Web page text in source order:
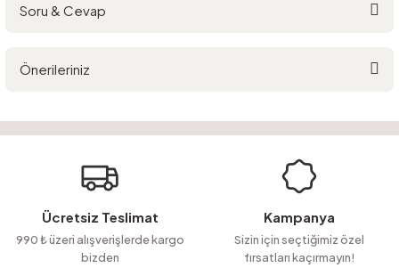
Soru & Cevap
Soru Sor
Önerileriniz
Görüş ve önerileriniz için teşekkür ederiz.
Ürün resmi kalitesiz, bozuk veya görüntülenemiyor.
Ürün açıklamasında eksik bilgiler bulunuyor.
Ürün bilgilerinde hatalar bulunuyor.
Ücretsiz Teslimat
990 ₺ üzeri alışverişlerde kargo
bizden
Kampanya
Sizin için seçtiğimiz özel
fırsatları kaçırmayın!